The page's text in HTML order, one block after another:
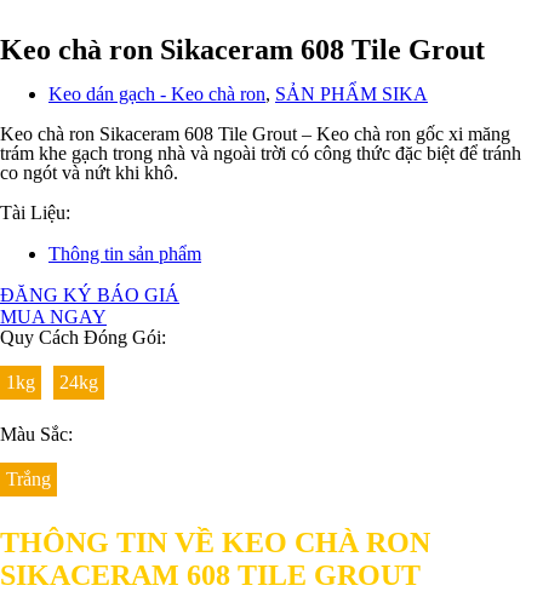
Keo chà ron Sikaceram 608 Tile Grout
Keo dán gạch - Keo chà ron, SẢN PHẨM SIKA
Keo chà ron Sikaceram 608 Tile Grout – Keo chà ron gốc xi măng
trám khe gạch trong nhà và ngoài trời có công thức đặc biệt để tránh
co ngót và nứt khi khô.
Tài Liệu:
Thông tin sản phẩm
ĐĂNG KÝ BÁO GIÁ
MUA NGAY
Quy Cách Đóng Gói:
1kg 24kg
Màu Sắc:
Trắng
THÔNG TIN VỀ KEO CHÀ RON
SIKACERAM 608 TILE GROUT